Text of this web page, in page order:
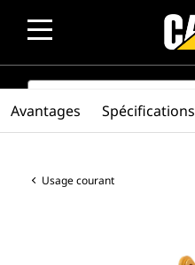
SEARCH
Usage courant
Avantages Spécifications